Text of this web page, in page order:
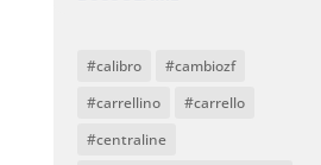
#calibro
#cambiozf
#carrellino
#carrello
#centraline